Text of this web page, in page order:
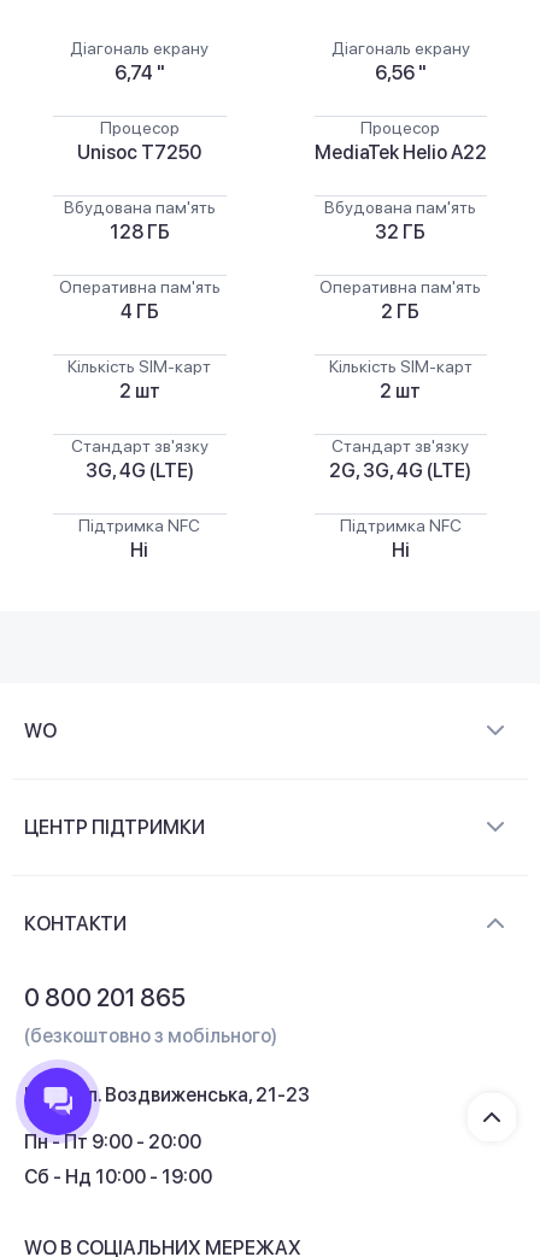
Діагональ екрану
6,74 "
Процесор
Unisoc T7250
Вбудована пам'ять
128 ГБ
Оперативна пам'ять
4 ГБ
Кількість SIM-карт
2 шт
Стандарт зв'язку
3G, 4G (LTE)
Підтримка NFC
Ні
Діагональ екрану
6,56 "
Процесор
MediaTek Helio A22
Вбудована пам'ять
32 ГБ
Оперативна пам'ять
2 ГБ
Кількість SIM-карт
2 шт
Стандарт зв'язку
2G, 3G, 4G (LTE)
Підтримка NFC
Ні
WO
Контакти
ЦЕНТР ПІДТРИМКИ
Кредит
Кешбек
КОНТАКТИ
0 800 201 865
(безкоштовно з мобільного)
Київ, вул. Воздвиженська, 21-23
Пн - Пт 9:00 - 20:00
Сб - Нд 10:00 - 19:00
WO В СОЦІАЛЬНИХ МЕРЕЖАХ